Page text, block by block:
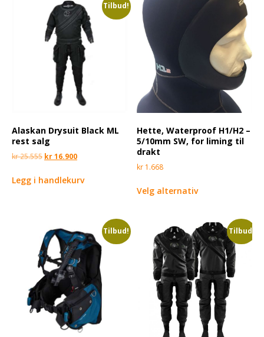
Tilbud!
Alaskan Drysuit Black ML
rest salg
kr25.555 kr16.900
Legg i handlekurv
Hette, Waterproof H1/H2 –
5/10mm SW, for liming til
drakt
kr 1.668
Velg alternativ
Tilbud! Tilbud!